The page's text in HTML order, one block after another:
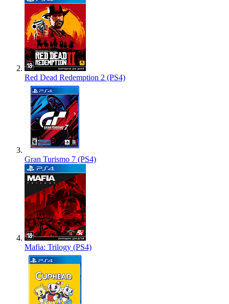
Red Dead Redemption 2 (PS4)
Gran Turismo 7 (PS4)
Mafia: Trilogy (PS4)